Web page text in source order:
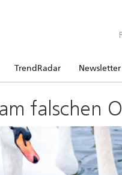
TrendRadar Newsletter
falschen